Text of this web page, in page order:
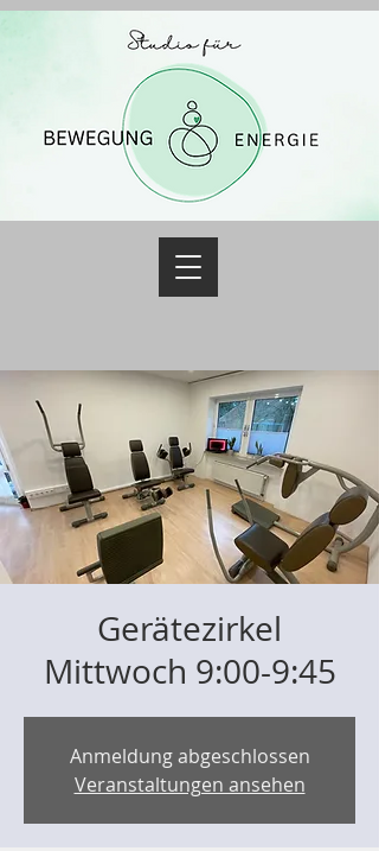
Gerätezirkel
Mittwoch 9:00-9:45
Anmeldung abgeschlossen
Veranstaltungen ansehen